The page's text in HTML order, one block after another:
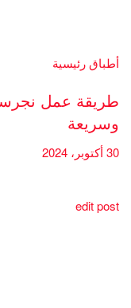
أطباق رئيسية
طريقة عمل
وسريعة
30 أكتوبر، 2024
edit post